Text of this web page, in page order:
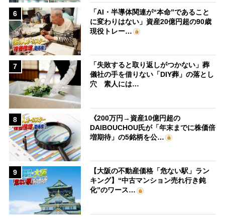
6
「AI・半導体関連が“本命”であること
に変わりはない」資産20億円超の90歳
現役トレー…
7
「失敗すると取り返しがつかない」葬
儀社の手を借りない「DIY葬」の落とし
穴 素人には…
8
《200万円→資産10億円超の
DAIBOUCHOU氏が「年末までに株価倍
増期待」の5銘柄を公…
9
【大阪の不動産価格「危ない駅」ラン
キング】“中古マンション売れ行き鈍
化”のワース…